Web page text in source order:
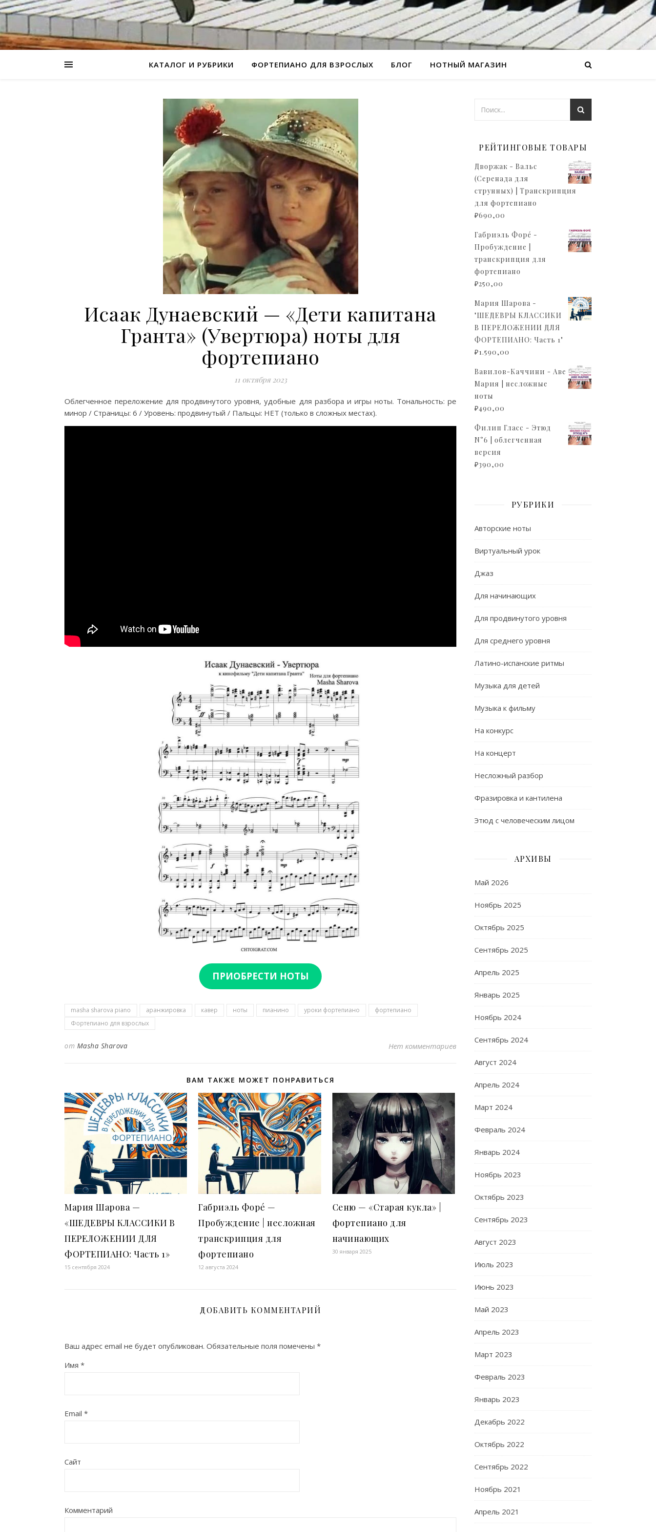
КАТАЛОГ И РУБРИКИ ФОРТЕПИАНО ДЛЯ ВЗРОСЛЫХ БЛОГ НОТНЫЙ МАГАЗИН
Исаак Дунаевский — «Дети капитана
Гранта» (Увертюра) ноты для
фортепиано
11 октября 2023
Облегченное переложение для продвинутого уровня, удобные для разбора и игры ноты. Тональность: ре
минор / Страницы: 6 / Уровень: продвинутый / Пальцы: НЕТ (только в сложных местах).
ПРИОБРЕСТИ НОТЫ
masha sharova piano аранжировка кавер ноты пианино уроки фортепиано
фортепиано
Фортепиано для взрослых
от Masha Sharova Нет комментариев
ВАМ ТАКЖЕ МОЖЕТ ПОНРАВИТЬСЯ
Мария Шарова —
«ШЕДЕВРЫ КЛАССИКИ В
ПЕРЕЛОЖЕНИИ ДЛЯ
ФОРТЕПИАНО: Часть 1»
15 сентября 2024
Габриэль Форé —
Пробуждение | несложная
транскрипция для
фортепиано
12 августа 2024
Сеню — «Старая кукла» |
фортепиано для
начинающих
30 января 2025
ДОБАВИТЬ КОММЕНТАРИЙ
Ваш адрес email не будет опубликован. Обязательные поля помечены *
Имя *
Email *
Сайт
Комментарий
РЕЙТИНГОВЫЕ ТОВАРЫ
Дворжак - Вальс
(Серенада для
струнных) | Транскрипция
для фортепиано
₽690,00
Габриэль Форé -
Пробуждение |
транскрипция для
фортепиано
₽250,00
Мария Шарова -
"ШЕДЕВРЫ КЛАССИКИ
В ПЕРЕЛОЖЕНИИ ДЛЯ
ФОРТЕПИАНО: Часть 1"
₽1.590,00
Вавилов-Каччини - Аве
Мария | несложные
ноты
₽490,00
Филип Гласс - Этюд
N°6 | облегченная
версия
₽390,00
РУБРИКИ
Авторские ноты
Виртуальный урок
Джаз
Для начинающих
Для продвинутого уровня
Для среднего уровня
Латино-испанские ритмы
Музыка для детей
Музыка к фильму
На конкурс
На концерт
Несложный разбор
Фразировка и кантилена
Этюд с человеческим лицом
АРХИВЫ
Май 2026
Ноябрь 2025
Октябрь 2025
Сентябрь 2025
Апрель 2025
Январь 2025
Ноябрь 2024
Сентябрь 2024
Август 2024
Апрель 2024
Март 2024
Февраль 2024
Январь 2024
Ноябрь 2023
Октябрь 2023
Сентябрь 2023
Август 2023
Июль 2023
Июнь 2023
Май 2023
Апрель 2023
Март 2023
Февраль 2023
Январь 2023
Декабрь 2022
Октябрь 2022
Сентябрь 2022
Ноябрь 2021
Апрель 2021